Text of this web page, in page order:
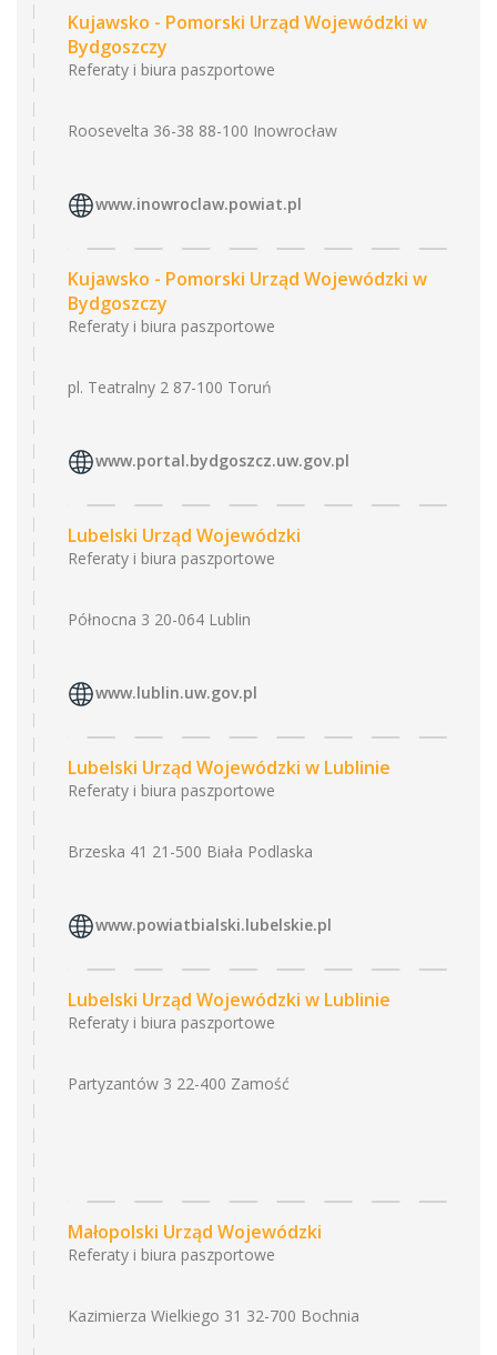
Kujawsko - Pomorski Urząd Wojewódzki w
Bydgoszczy
Referaty i biura paszportowe
Roosevelta 36-38 88-100 Inowrocław
www.inowroclaw.powiat.pl
Kujawsko - Pomorski Urząd Wojewódzki w
Bydgoszczy
Referaty i biura paszportowe
pl. Teatralny 2 87-100 Toruń
www.portal.bydgoszcz.uw.gov.pl
Lubelski Urząd Wojewódzki
Referaty i biura paszportowe
Północna 3 20-064 Lublin
www.lublin.uw.gov.pl
Lubelski Urząd Wojewódzki w Lublinie
Referaty i biura paszportowe
Brzeska 41 21-500 Biała Podlaska
www.powiatbialski.lubelskie.pl
Lubelski Urząd Wojewódzki w Lublinie
Referaty i biura paszportowe
Partyzantów 3 22-400 Zamość
Małopolski Urząd Wojewódzki
Referaty i biura paszportowe
Kazimierza Wielkiego 31 32-700 Bochnia